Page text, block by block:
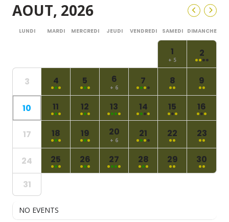
AOUT, 2026
LUNDI MARDI MERCREDI JEUDI VENDREDI SAMEDI DIMANCHE
1
+ 5
2
3 4 5 6
+ 6
7 8 9
10 11 12 13 14 15 16
17 18 19 20
+ 6
21 22 23
24 25 26 27 28 29 30
31
NO EVENTS